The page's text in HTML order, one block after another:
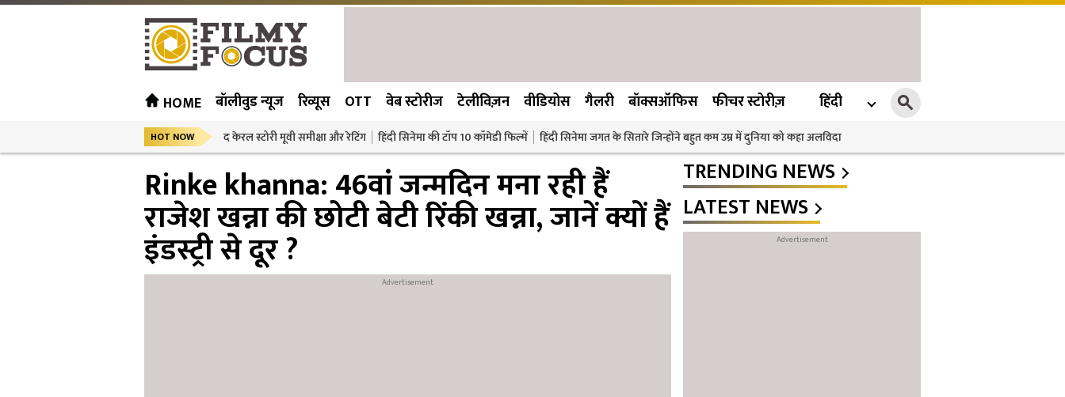
HOME बॉलीवुड न्यूज रिव्यूस OTT वेब स्टोरीज टेलीविज़न वीडियोस गैलरी बॉक्सऑफिस फीचर स्टोरीज़ हिंदी
HOT NOW द केरल स्टोरी मूवी समीक्षा और रेटिंग हिंदी सिनेमा की टॉप 10 कॉमेडी फिल्में हिंदी सिनेमा जगत के सितारे जिन्होंने बहुत कम उम्र में दुनिया को कहा अलविदा
Rinke khanna: 46वां जन्मदिन मना रही हैं
राजेश खन्ना की छोटी बेटी रिंकी खन्ना, जानें क्यों हैं
इंडस्ट्री से दूर ?
TRENDING NEWS
LATEST NEWS